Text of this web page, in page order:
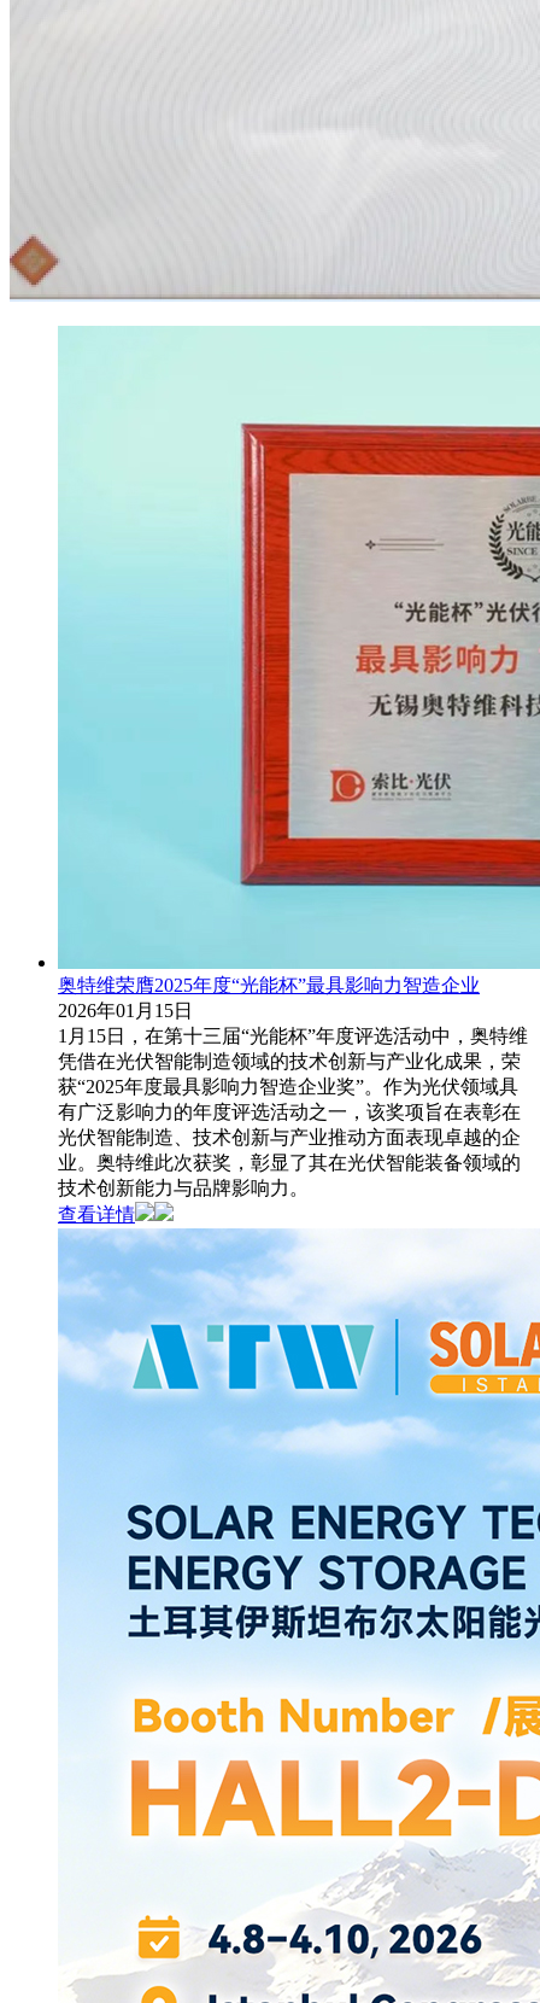
奥特维荣膺2025年度“光能杯”最具影响力智造企业
2026年01月15日
1月15日，在第十三届“光能杯”年度评选活动中，奥特维
凭借在光伏智能制造领域的技术创新与产业化成果，荣
获“2025年度最具影响力智造企业奖”。作为光伏领域具
有广泛影响力的年度评选活动之一，该奖项旨在表彰在
光伏智能制造、技术创新与产业推动方面表现卓越的企
业。奥特维此次获奖，彰显了其在光伏智能装备领域的
技术创新能力与品牌影响力。
查看详情